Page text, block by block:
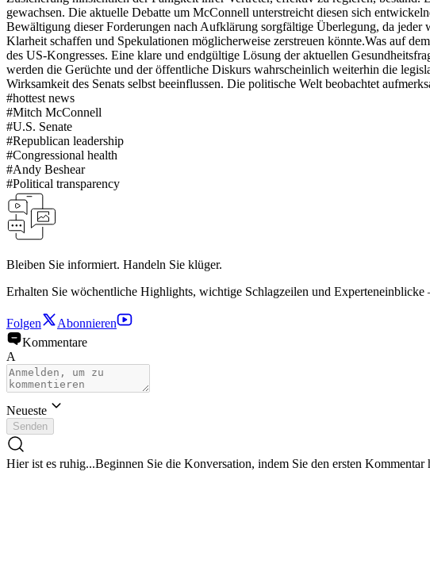
gewachsen. Die aktuelle Debatte um McConnell unterstreicht diesen sich
Bewältigung dieser Forderungen nach Aufklärung sorgfältige Überlegung, da
Klarheit schaffen und Spekulationen möglicherweise zerstreuen könnte.Was auf
des US-Kongresses. Eine klare und endgültige Lösung der aktuellen
werden die Gerüchte und der öffentliche Diskurs wahrscheinlich weiterhin die
Wirksamkeit des Senats selbst beeinflussen. Die politische Welt beobachtet
#hottest news
#Mitch McConnell
#U.S. Senate
#Republican leadership
#Congressional health
#Andy Beshear
#Political transparency
Bleiben Sie informiert. Handeln Sie klüger.
Erhalten Sie wöchentliche Highlights, wichtige Schlagzeilen und
Folgen
Abonnieren
Kommentare
A
Neueste
Senden
Hier ist es ruhig...Beginnen Sie die Konversation, indem Sie den ersten Kommentar